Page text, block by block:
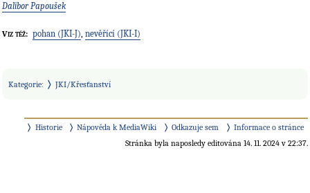
Dalibor Papoušek
Viz též: pohan (JKI-J), nevěřící (JKI-I)
Kategorie: JKI/Křesťanství
Historie Nápověda k MediaWiki Odkazuje sem
Informace o stránce
Stránka byla naposledy editována 14. 11. 2024 v 22:37.